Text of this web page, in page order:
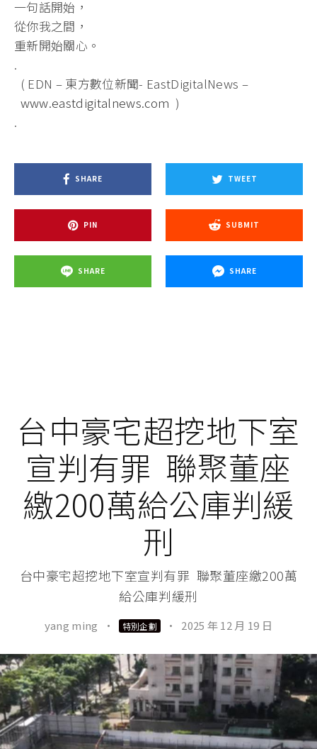
一句話開始，
從你我之間，
重新開始關心。
.
( EDN – 東方數位新聞- EastDigitalNews –
www.eastdigitalnews.com )
.
SHARE TWEET
PIN SUBMIT
SHARE SHARE
台中豪宅超挖地下室
宣判有罪 聯聚董座
繳200萬給公庫判緩
刑
台中豪宅超挖地下室宣判有罪 聯聚董座繳200萬
給公庫判緩刑
yang ming · 特別企劃 · 2025 年 12 月 19 日